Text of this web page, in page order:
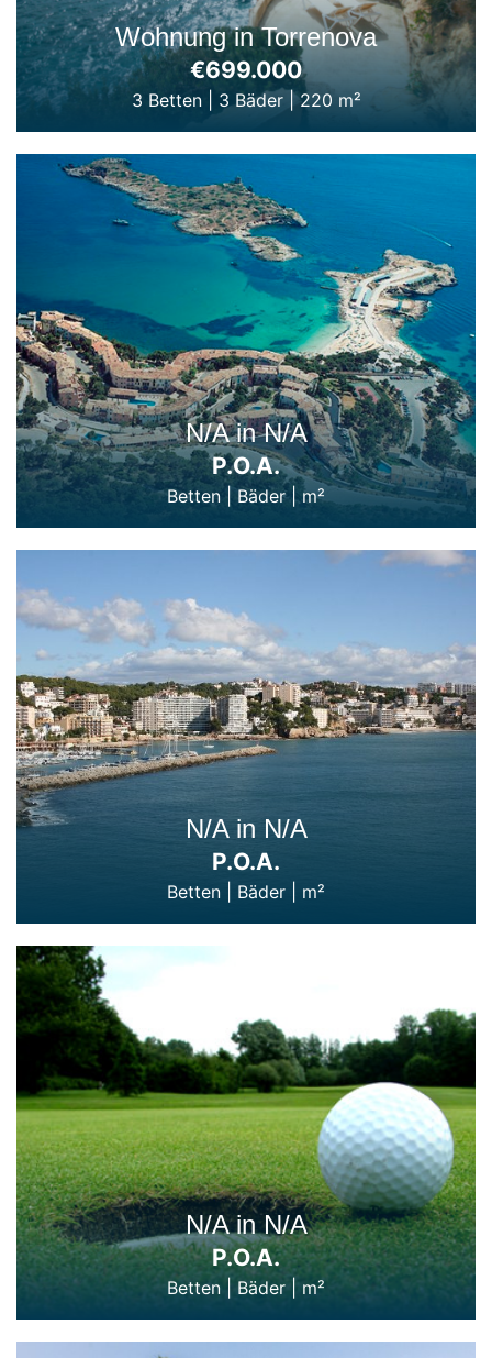
Wohnung in Torrenova
€699.000
3 Betten| 3 Bäder| 220 m²
N/A in N/A
P.O.A.
Betten | Bäder| m²
N/A in N/A
P.O.A.
Betten Bäder m²
N/A in N/A
P.O.A.
Betten Bäder m²